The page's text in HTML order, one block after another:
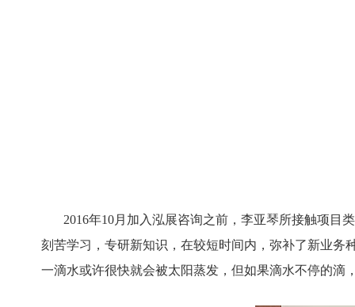
2016年10月加入泓展咨询之前，李亚琴所接触项目
刻苦学习，专研新知识，在较短时间内，弥补了新业务
一滴水或许很快就会被太阳蒸发，但如果滴水不停的